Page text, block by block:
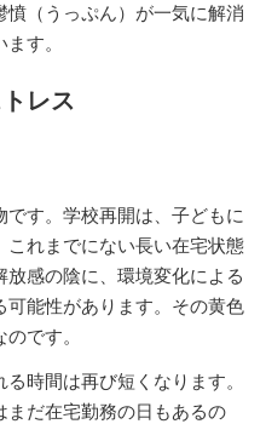
（うっぷん）が一気に解消
す。
レス
す。学校再開は、子どもに
これまでにない長い在宅状態
感の陰に、環境変化による
可能性があります。その黄色
です。
時間は再び短くなります。
まだ在宅勤務の日もあるの